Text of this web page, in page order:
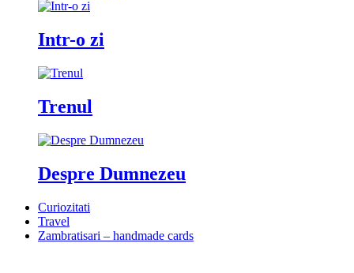
Intr-o zi
Trenul
Despre Dumnezeu
Curiozitati
Travel
Zambratisari – handmade cards